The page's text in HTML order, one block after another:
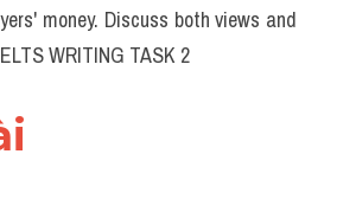
money. Discuss both views and
WRITING TASK 2